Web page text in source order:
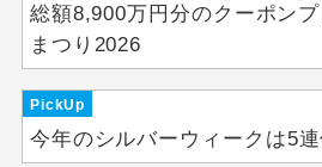
総額8,900万円分のクーポン
まつり2026
PickUp
今年のシルバーウィークは5連